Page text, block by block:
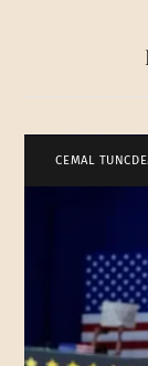
CEMAL